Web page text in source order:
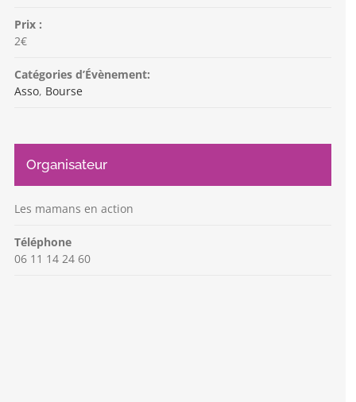
Prix :
2€
Catégories d’Évènement:
Asso, Bourse
Organisateur
Les mamans en action
Téléphone
06 11 14 24 60